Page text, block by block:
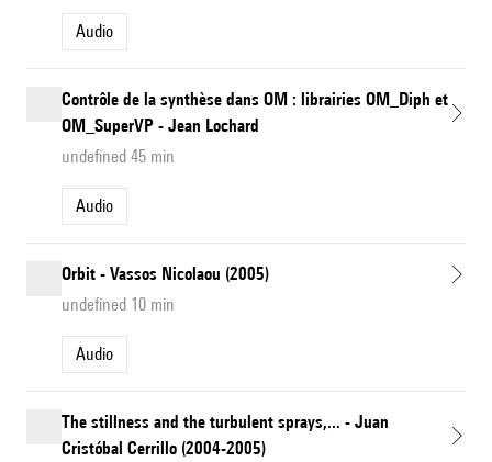
Audio
Contrôle de la synthèse dans OM : librairies OM_Diph et
OM_SuperVP - Jean Lochard
undefined 45 min
Audio
Orbit - Vassos Nicolaou (2005)
undefined 10 min
Audio
The stillness and the turbulent sprays,... - Juan
Cristóbal Cerrillo (2004-2005)